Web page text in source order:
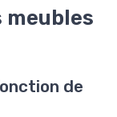
meubles
de